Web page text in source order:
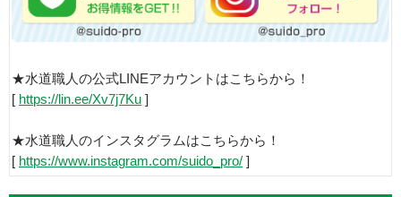
★水道職人の公式LINEアカウントはこちらから！
[ https://lin.ee/Xv7j7Ku ]
★水道職人のインスタグラムはこちらから！
[ https://www.instagram.com/suido_pro/ ]